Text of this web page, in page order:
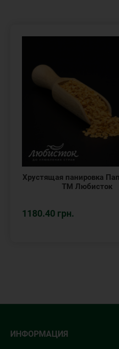
Хрустящая панировка
ТМ Любисток
1180.40 грн.
ИНФОРМАЦИЯ